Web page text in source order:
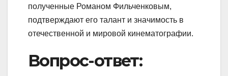
полученные Романом Фильченковым,
подтверждают его талант и значимость в
отечественной и мировой кинематографии.
Вопрос-ответ: